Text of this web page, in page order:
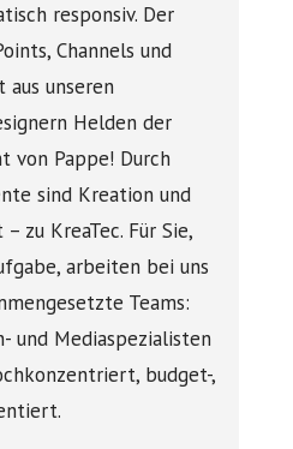
responsiv. Der
Channels und
aus unseren
Helden der
von Pappe! Durch
sind Kreation und
zu KreaTec. Für Sie,
arbeiten bei uns
Teams:
und Mediaspezialisten
budget-,